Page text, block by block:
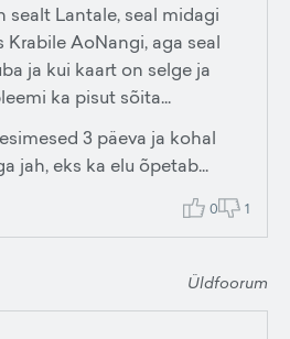
sealt Lantale, seal midagi
Krabile AoNangi, aga seal
ja kui kaart on selge ja
ka pisut sõita...
3 päeva ja kohal
jah, eks ka elu õpetab...
0 1
Üldfoorum